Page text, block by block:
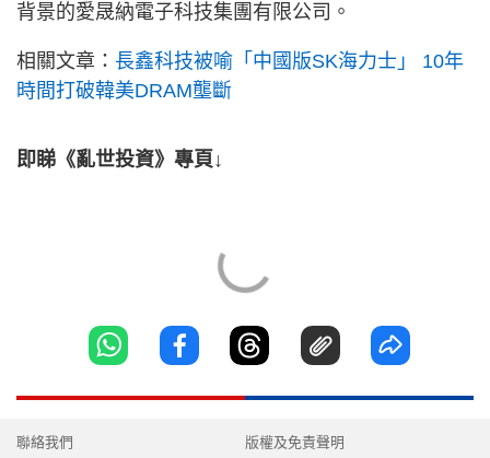
背景的愛晟納電子科技集團有限公司。
相關文章： 長鑫科技被喻「中國版SK海力士」 10年
時間打破韓美DRAM壟斷
即睇《亂世投資》專頁↓
聯絡我們 版權及免責聲明